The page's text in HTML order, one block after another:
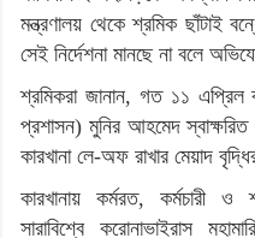
মন্ত্রণালয় থেকে শ্রমিক ছাঁটাই
সেই নির্দেশনা মানছে না বলে
শ্রমিকরা জানান, গত ১১ এপ্রিল
প্রশাসন) মুনির আহমেদ
কারখানা লে-অফ রাখার মেয়াদ
কারখানায় কর্মরত, কর্মচারী ও
সারাবিশ্বে করোনাভাইরাস